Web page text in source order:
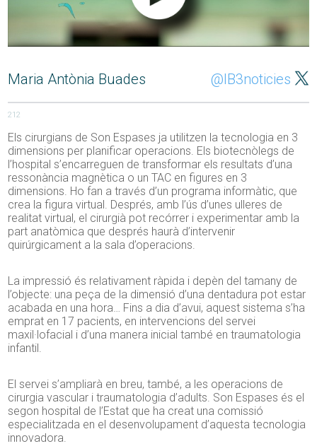
Maria Antònia Buades @IB3noticies
212
Els cirurgians de Son Espases ja utilitzen la tecnologia en 3
dimensions per planificar operacions. Els biotecnòlegs de
l’hospital s’encarreguen de transformar els resultats d’una
ressonància magnètica o un TAC en figures en 3
dimensions. Ho fan a través d’un programa informàtic, que
crea la figura virtual. Després, amb l’ús d’unes ulleres de
realitat virtual, el cirurgià pot recórrer i experimentar amb la
part anatòmica que després haurà d’intervenir
quirúrgicament a la sala d’operacions.
La impressió és relativament ràpida i depèn del tamany de
l’objecte: una peça de la dimensió d’una dentadura pot estar
acabada en una hora… Fins a dia d’avui, aquest sistema s’ha
emprat en 17 pacients, en intervencions del servei
maxil·lofacial i d’una manera inicial també en traumatologia
infantil.
El servei s’ampliarà en breu, també, a les operacions de
cirurgia vascular i traumatologia d’adults. Son Espases és el
segon hospital de l’Estat que ha creat una comissió
especialitzada en el desenvolupament d’aquesta tecnologia
innovadora.